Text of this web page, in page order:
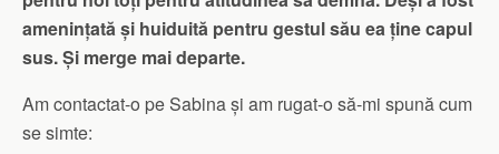
amenințată și huiduită pentru gestul său ea ține capul
sus. Și merge mai departe.
Am contactat-o pe Sabina și am rugat-o să-mi spună cum
se simte: